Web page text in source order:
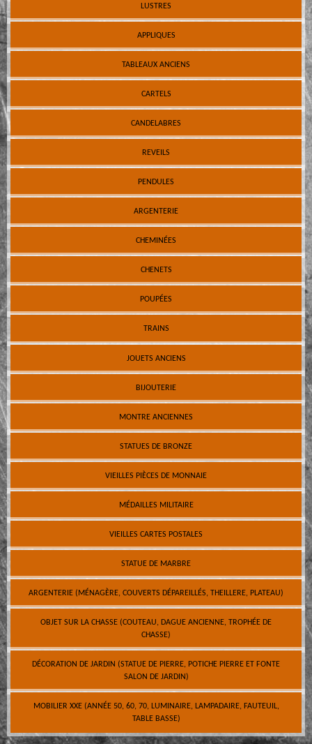
LUSTRES
APPLIQUES
TABLEAUX ANCIENS
CARTELS
CANDELABRES
REVEILS
PENDULES
ARGENTERIE
CHEMINÉES
CHENETS
POUPÉES
TRAINS
JOUETS ANCIENS
BIJOUTERIE
MONTRE ANCIENNES
STATUES DE BRONZE
VIEILLES PIÈCES DE MONNAIE
MÉDAILLES MILITAIRE
VIEILLES CARTES POSTALES
STATUE DE MARBRE
ARGENTERIE (MÉNAGÈRE, COUVERTS DÉPAREILLÉS, THEILLERE, PLATEAU)
OBJET SUR LA CHASSE (COUTEAU, DAGUE ANCIENNE, TROPHÉE DE
CHASSE)
DÉCORATION DE JARDIN (STATUE DE PIERRE, POTICHE PIERRE ET FONTE
SALON DE JARDIN)
MOBILIER XXE (ANNÉE 50, 60, 70, LUMINAIRE, LAMPADAIRE, FAUTEUIL,
TABLE BASSE)